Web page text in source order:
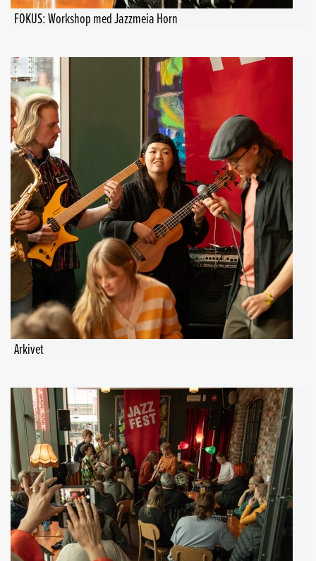
FOKUS: Workshop med Jazzmeia Horn
Arkivet